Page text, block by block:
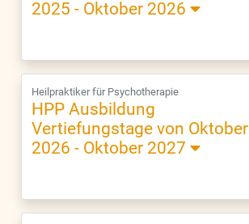
2025 - Oktober 2026
Heilpraktiker für Psychotherapie
HPP Ausbildung
Vertiefungstage von Oktober
2026 - Oktober 2027